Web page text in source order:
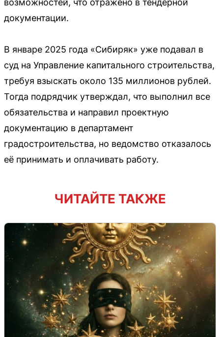
документации.
В январе 2025 года «Сибиряк» уже подавал в
суд на Управление капитального строительства,
требуя взыскать около 135 миллионов рублей.
Тогда подрядчик утверждал, что выполнил все
обязательства и направил проектную
документацию в департамент
градостроительства, но ведомство отказалось
её принимать и оплачивать работу.
ЧИТАЙТЕ ТАКЖЕ